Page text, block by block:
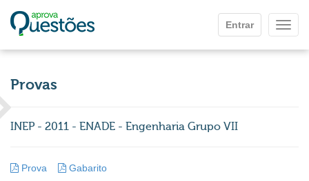
Entrar
Provas
INEP - 2011 - ENADE - Engenharia Grupo VII
Prova Gabarito